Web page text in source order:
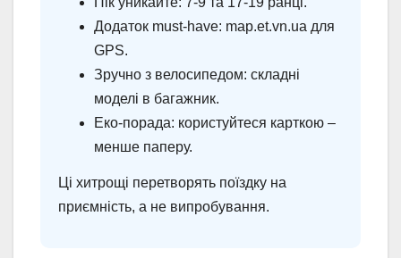
Додаток must-have: map.et.vn.ua для
GPS.
Зручно з велосипедом: складні
моделі в багажник.
Еко-порада: користуйтеся карткою –
менше паперу.
Ці хитрощі перетворять поїздку на
приємність, а не випробування.